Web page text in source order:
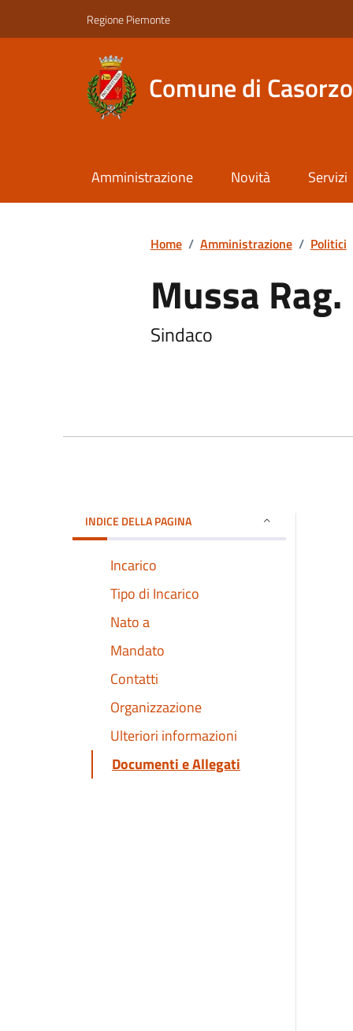
Regione Piemonte
Comune di
Amministrazione Novità Servizi
Home / Amministrazione / Politici
Mussa
Sindaco
INDICE DELLA PAGINA
Incarico
Tipo di Incarico
Nato a
Mandato
Contatti
Organizzazione
Ulteriori informazioni
Documenti e Allegati